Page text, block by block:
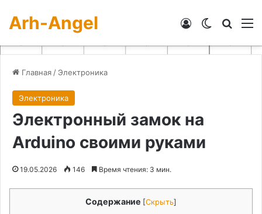
Arh-Angel Switch skin
Войти
Главная / Электроника
Электроника
Электронный замок на
Arduino своими руками
19.05.2026 146 Время чтения: 3 мин.
Содержание [Скрыть]